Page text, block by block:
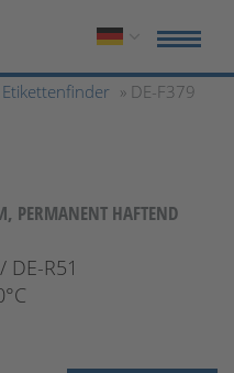
Etikettenfinder » DE-F379
PERMANENT HAFTEND
DE-R51